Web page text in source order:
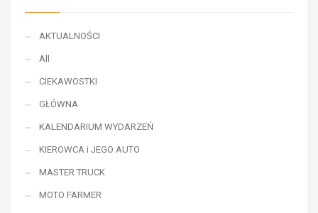
AKTUALNOŚCI
All
CIEKAWOSTKI
GŁÓWNA
KALENDARIUM WYDARZEŃ
KIEROWCA i JEGO AUTO
MASTER TRUCK
MOTO FARMER